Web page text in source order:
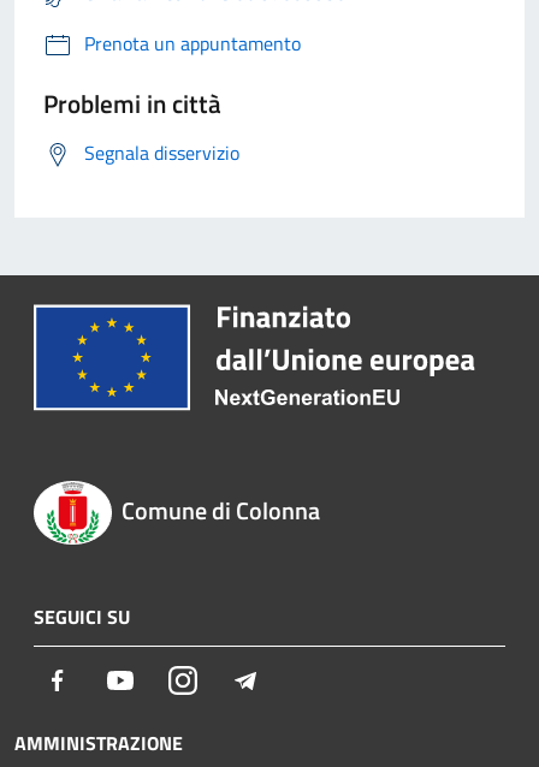
Prenota un appuntamento
Problemi in città
Segnala disservizio
Comune di Colonna
SEGUICI SU
Facebook YoutubeInstagram
AMMINISTRAZIONE